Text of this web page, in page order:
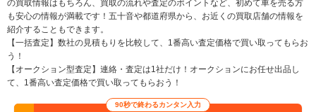
の買取情報はもちろん、買取の流れや査定のポイントなど、初めて車を売る方
も安心の情報が満載です！五十音や都道府県から、お近くの買取店舗の情報を
紹介することもできます。
【一括査定】数社の見積もりを比較して、1番高い査定価格で買い取ってもらお
う！
【オークション型査定】連絡・査定は1社だけ！オークションにお任せ出品し
て、1番高い査定価格で買い取ってもらおう！
90秒で終わるカンタン入力